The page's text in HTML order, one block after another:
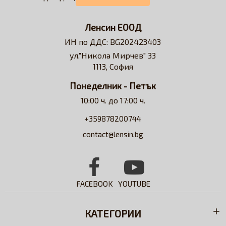
пазаруването в бързо, лесно, удобно и изгодно
решение за всеки потребител на контактни лещи.
Достъпни сме за професионални съвети и
съдействие относно избора на контактни лещи и
Ленсин ЕООД
ИН по ДДС: BG202423403
ул."Никола Мирчев" 33
1113, София
Понеделник - Петък
10:00 ч. до 17:00 ч.
+359878200744
contact@lensin.bg
FACEBOOK YOUTUBE
КАТЕГОРИИ